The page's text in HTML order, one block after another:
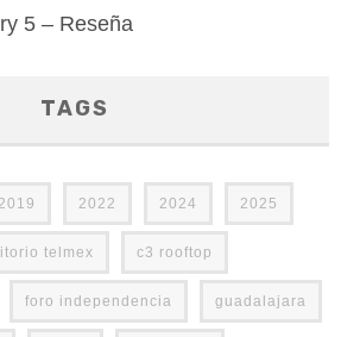
5 – Reseña
TAGS
2019 2022 2024 2025
telmex c3 rooftop
foro independencia guadalajara